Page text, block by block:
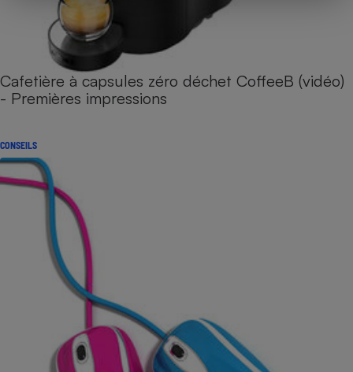
Cafetière à capsules zéro déchet CoffeeB (vidéo)
- Premières impressions
CONSEILS